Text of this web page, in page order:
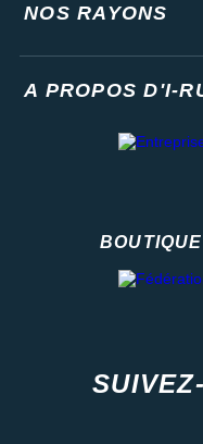
NOS RAYONS
A PROPOS D'I-